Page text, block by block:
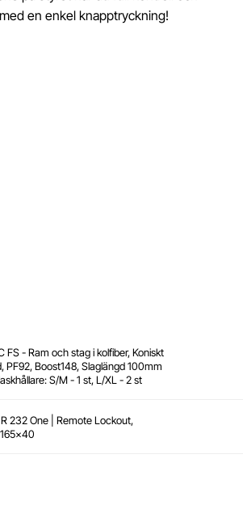
en enkel knapptryckning!
FS - Ram och stag i kolfiber, Koniskt
PF92, Boost148, Slaglängd 100mm
S/M - 1 st, L/XL - 2 st
232 One | Remote Lockout,